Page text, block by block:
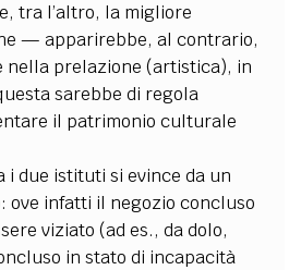
tra l’altro, la migliore
— apparirebbe, al contrario,
nella prelazione (artistica), in
sarebbe di regola
il patrimonio culturale
i due istituti si evince da un
ove infatti il negozio concluso
viziato (ad es., da dolo,
in stato di incapacità